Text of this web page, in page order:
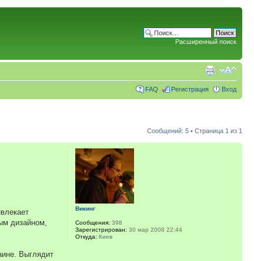
Расширенный поиск
FAQ Регистрация Вход
Сообщений: 5 • Страница 1 из 1
дизайном,
Выглядит
Викинг
Сообщения: 398
Зарегистрирован: 30 мар 2008 22:44
Откуда: Киев